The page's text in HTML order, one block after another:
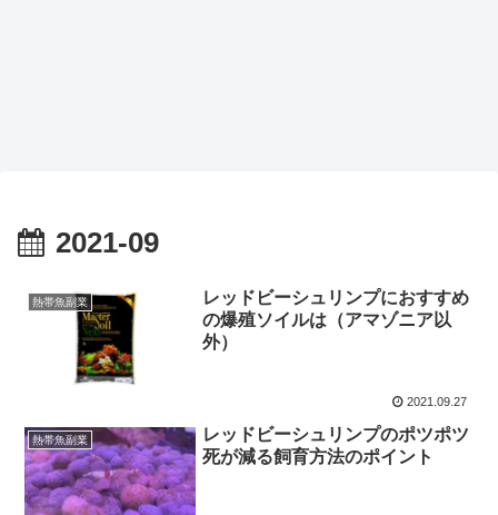
2021-09
熱帯魚副業
レッドビーシュリンプにおすすめ
の爆殖ソイルは（アマゾニア以
外）
2021.09.27
熱帯魚副業
レッドビーシュリンプのポツポツ
死が減る飼育方法のポイント